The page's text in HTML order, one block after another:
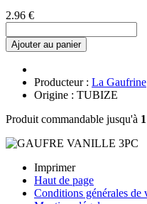
2.96 €
Ajouter au panier
Producteur : La Gaufrine
Origine : TUBIZE
Produit commandable jusqu'à 1
Imprimer
Haut de page
Conditions générales de